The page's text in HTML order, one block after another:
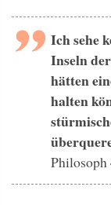
Ich sehe
Inseln
hätten
halten
Philosoph